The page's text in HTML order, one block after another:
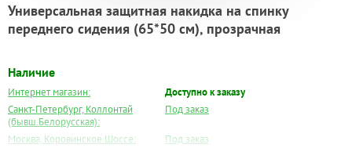
Универсальная защитная накидка на спинку
переднего сидения (65*50 см), прозрачная
Наличие
Интернет магазин:
Доступно к заказу
Санкт-Петербург, Коллонтай
(бывш.Белорусская):
Под заказ
Москва, Коровинское Шоссе:
Под заказ